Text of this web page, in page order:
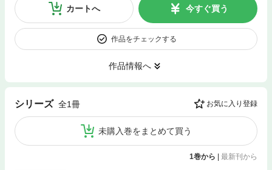
カートへ 今すぐ買う
作品をチェックする
作品情報へ
シリーズ 全1冊 お気に入り登録
未購入巻をまとめて買う
1巻から 最新刊から